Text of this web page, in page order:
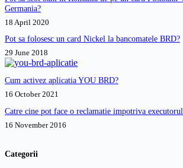
Germania?
18 April 2020
Pot sa folosesc un card Nickel la bancomatele BRD?
29 June 2018
Cum activez aplicatia YOU BRD?
16 October 2021
Catre cine pot face o reclamatie impotriva
16 November 2016
Categorii